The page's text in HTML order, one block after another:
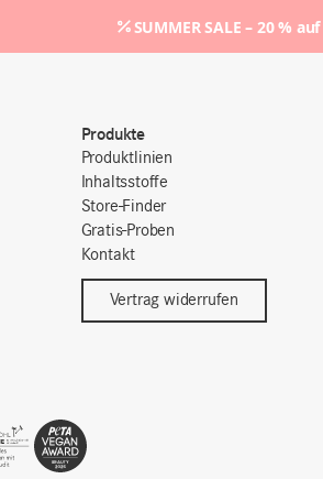
SUMMER SALE – 20 % auf
Produkte
Produktlinien
Inhaltsstoffe
Store-Finder
Gratis-Proben
Kontakt
Vertrag widerrufen